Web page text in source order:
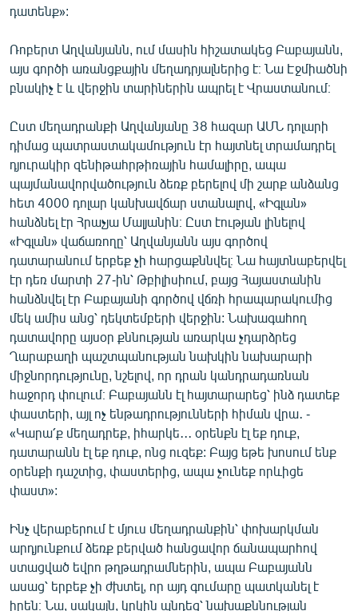
«Ազատության» բոլոր կայքերը
դատենք»:
Ռոբերտ Աղվանյանն, ում մասին հիշատակեց Բաբայանն,
այս գործի առանցքային մեղադրյալներից է։ Նա Էջմիածնի
բնակիչ է և վերջին տարիներին ապրել է Վրաստանում։
Ըստ մեղադրանքի Աղվանյանը 38 հազար ԱՄՆ դոլարի
դիմաց պատրաստակամություն էր հայտնել տրամադրել
դյուրակիր զենիթահրթիռային համալիրը, ապա
պայմանավորվածություն ձեռք բերելով մի շարք անձանց
հետ 4000 դոլար կանխավճար ստանալով, «Իգլան»
հանձնել էր Հրաչյա Մալյանին։ Ըստ էության լինելով
«Իգլան» վաճառողը՝ Աղվանյանն այս գործով
դատարանում երբեք չի հարցաքննվել։ Նա հայտնաբերվել
էր դեռ մարտի 27-ին՝ Թբիլիսիում, բայց Հայաստանին
հանձնվել էր Բաբայանի գործով վճռի հրապարակումից
մեկ ամիս անց՝ դեկտեմբերի վերջին: Նախագահող
դատավորը այսօր քննության առարկա չդարձրեց
Ղարաբաղի պաշտպանության նախկին նախարարի
միջնորդությունը, նշելով, որ դրան կանդրադառնան
հաջորդ փուլում։ Բաբայանն էլ հայտարարեց՝ ինձ դատեք
փաստերի, այլ ոչ ենթադրությունների հիման վրա․ -
«Կարա՛ք մեղադրեք, իհարկե․․․ օրենքն էլ եք դուք,
դատարանն էլ եք դուք, ոնց ուզեք: Բայց եթե խոսում ենք
օրենքի դաշտից, փաստերից, ապա չունեք որևիցե
փաստ»:
Ինչ վերաբերում է մյուս մեղադրանքին՝ փոխարկման
արդյունքում ձեռք բերված հանցավոր ճանապարհով
ստացված եվրո թղթադրամներին, ապա Բաբայանն
ասաց՝ երբեք չի ժխտել, որ այդ գումարը պատկանել է
իրեն։ Նա, սակայն, կրկին պնդեց՝ նախաքննության